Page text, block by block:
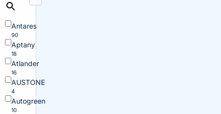
Antares
90
Aptany
18
Atlander
16
AUSTONE
4
Autogreen
10